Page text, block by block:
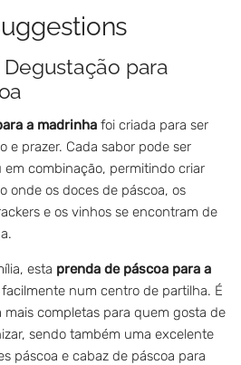
para
a madrinha foi criada para ser
e prazer. Cada sabor pode ser
em combinação, permitindo criar
onde os doces de páscoa, os
e os vinhos se encontram de
esta prenda de páscoa para a
num centro de partilha. É
completas para quem gosta de
sendo também uma excelente
páscoa e cabaz de páscoa para